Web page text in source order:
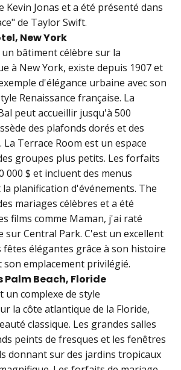
Kevin Jonas et a été présenté dans
de Taylor Swift.
New York
bâtiment célèbre sur la
à New York, existe depuis 1907 et
d'élégance urbaine avec son
Renaissance française. La
peut accueillir jusqu'à 500
des plafonds dorés et des
Terrace Room est un espace
groupes plus petits. Les forfaits
000 $ et incluent des menus
planification d'événements. The
mariages célèbres et a été
films comme Maman, j'ai raté
sur Central Park. C'est un excellent
élégantes grâce à son histoire
son emplacement privilégié.
Palm Beach, Floride
un complexe de style
la côte atlantique de la Floride,
classique. Les grandes salles
peints de fresques et les fenêtres
donnant sur des jardins tropicaux